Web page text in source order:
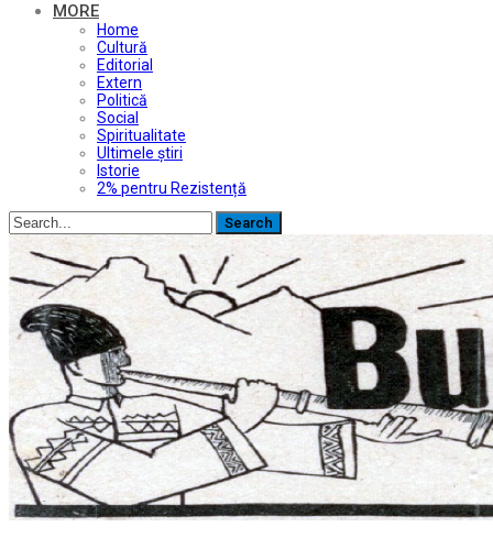
MORE
Home
Cultură
Editorial
Extern
Politică
Social
Spiritualitate
Ultimele ştiri
Istorie
2% pentru Rezistență
Categories
Tags